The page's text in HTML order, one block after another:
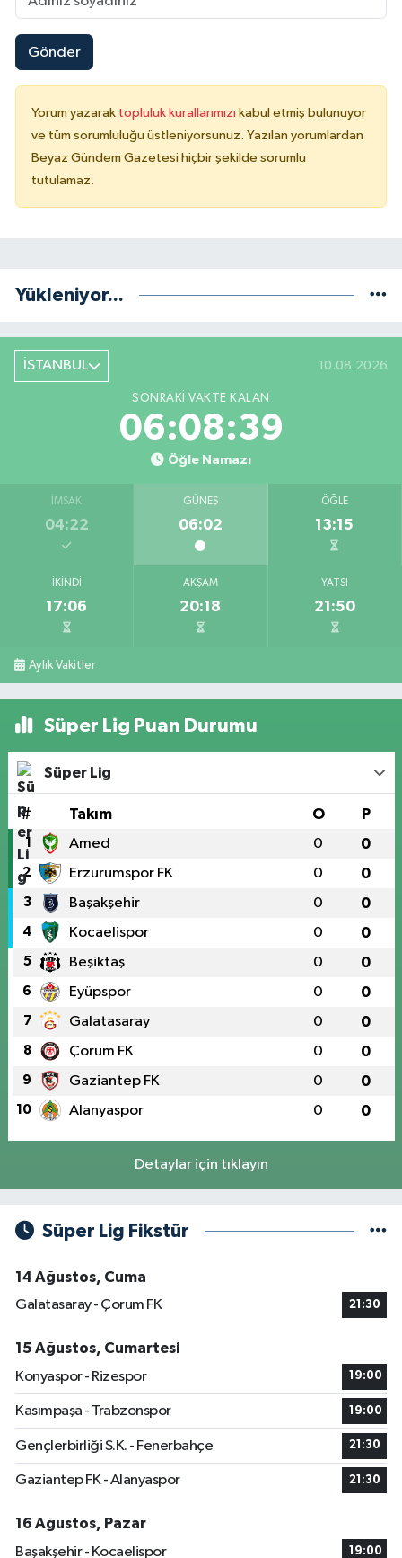
Gönder
Yorum yazarak topluluk kurallarımızı kabul etmiş bulunuyor
ve tüm sorumluluğu üstleniyorsunuz. Yazılan yorumlardan
Beyaz Gündem Gazetesi hiçbir şekilde sorumlu
tutulamaz.
Yükleniyor...
İSTANBUL 10.08.2026
SONRAKI VAKTE KALAN
06:08:39
Öğle Namazı
İMSAK
04:22
GÜNEŞ
06:02
ÖĞLE
13:15
İKINDI
17:06
AKŞAM
20:18
YATSI
21:50
Aylık Vakitler
Süper Lig Puan Durumu
Süper Lig
# Takım O P
1 Amed 0 0
2 Erzurumspor FK 0 0
3 Başakşehir 0 0
4 Kocaelispor 0 0
5 Beşiktaş 0 0
6 Eyüpspor 0 0
7 Galatasaray 0 0
8 Çorum FK 0 0
9 Gaziantep FK 0 0
10 Alanyaspor 0 0
Detaylar için tıklayın
Süper Lig Fikstür
14 Ağustos, Cuma
Galatasaray - Çorum FK
21:30
15 Ağustos, Cumartesi
Konyaspor - Rizespor
19:00
Kasımpaşa - Trabzonspor 19:00
Gençlerbirliği S.K. - Fenerbahçe 21:30
Gaziantep FK - Alanyaspor 21:30
16 Ağustos, Pazar
Başakşehir - Kocaelispor
19:00